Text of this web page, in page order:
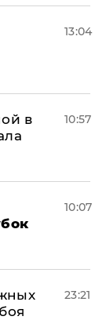
13:04
в
10:57
10:07
23:21